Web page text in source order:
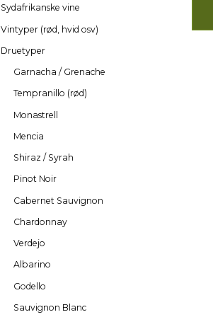
Sydafrikanske vine
Vintyper (rød, hvid osv)
Druetyper
Garnacha / Grenache
Tempranillo (rød)
Monastrell
Mencia
Shiraz / Syrah
Pinot Noir
Cabernet Sauvignon
Chardonnay
Verdejo
Albarino
Godello
Sauvignon Blanc